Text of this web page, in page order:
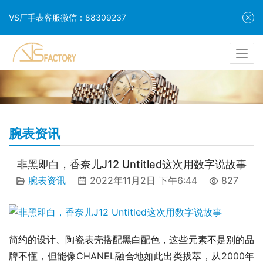
腕表资讯
非黑即白，香奈儿J12 Untitled这次用数字说故事
腕表资讯 2022年11月2日 下午6:44 827
简约的设计、陶瓷表壳搭配黑白配色，这些元素不是别的品
牌不懂，但能像CHANEL融合地如此出类拔萃，从2000年
VS厂手表客服微信：88309237